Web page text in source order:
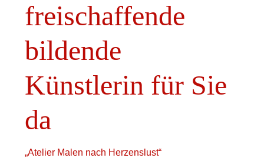
freischaffende
bildende
Künstlerin für Sie
da
„Atelier Malen nach Herzenslust“